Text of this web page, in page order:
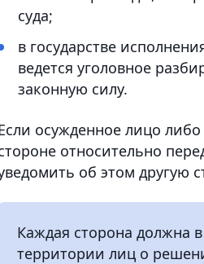
суда;
в государстве
ведется уголовное
законную силу.
осужденное лицо
относительно
об этом другую
Каждая сторона должна
территории лиц о